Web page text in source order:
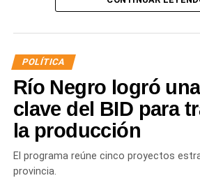
Desde Vialidad Nacional informaron
próximas semanas, el operativo de
reforzado con dos nuevas
POLÍTICA
Río Negro logró
clave del BID para
la producción
El programa reúne cinco proyectos
provincia.